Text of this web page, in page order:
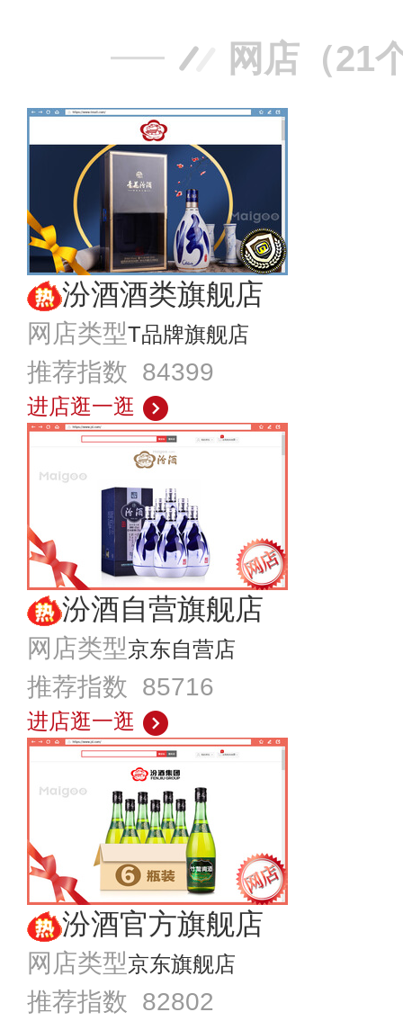
网店（21
汾酒酒类旗舰店
网店类型T品牌旗舰店
推荐指数 84399
进店逛一逛
汾酒自营旗舰店
网店类型京东自营店
推荐指数 85716
进店逛一逛
汾酒官方旗舰店
网店类型京东旗舰店
推荐指数 82802